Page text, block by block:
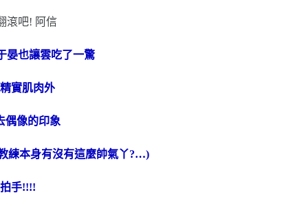
晏也讓雲吃了一驚
實肌肉外
偶像的印象
練本身有沒有這麼帥氣丫?…)
手!!!!